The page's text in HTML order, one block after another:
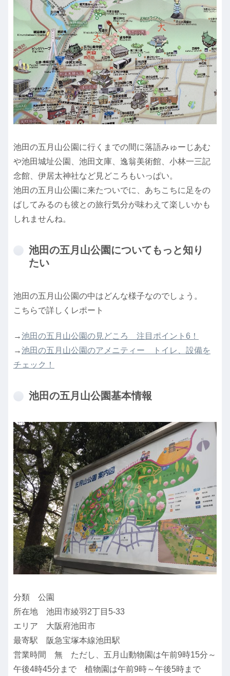
池田の五月山公園に行くまでの間に落語みゅーじあむ
や池田城址公園、池田文庫、逸翁美術館、小林一三記
念館、伊居太神社など見どころもいっぱい。
池田の五月山公園に来たついでに、あちこちに足をの
ばしてみるのも彼との旅行気分が味わえて楽しいかも
しれませんね。
池田の五月山公園についてもっと知り
たい
池田の五月山公園の中はどんな様子なのでしょう。
こちらで詳しくレポート
→池田の五月山公園の見どころ 注目ポイント6！
→池田の五月山公園のアメニティー トイレ、設備を
チェック！
池田の五月山公園基本情報
分類 公園
所在地 池田市綾羽2丁目5-33
エリア 大阪府池田市
最寄駅 阪急宝塚本線池田駅
営業時間 無 ただし、五月山動物園は午前9時15分～
午後4時45分まで 植物園は午前9時～午後5時まで